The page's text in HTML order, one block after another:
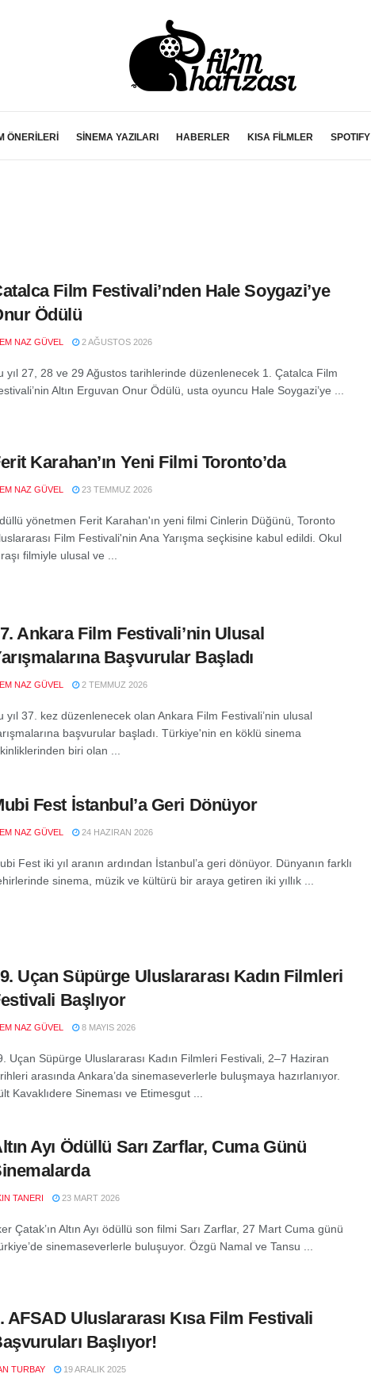
ÖNERİLERİ SİNEMA YAZILARI HABERLER KISA FİLMLER SPOTIFY
Film Festivali’nden Hale Soygazi’ye
Ödülü
NAZ GÜVEL 2 AĞUSTOS 2026
yıl 27, 28 ve 29 Ağustos tarihlerinde düzenlenecek 1. Çatalca Film
Altın Erguvan Onur Ödülü, usta oyuncu Hale Soygazi’ye ...
Karahan’ın Yeni Filmi Toronto’da
NAZ GÜVEL 23 TEMMUZ 2026
yönetmen Ferit Karahan'ın yeni filmi Cinlerin Düğünü, Toronto
Film Festivali'nin Ana Yarışma seçkisine kabul edildi. Okul
filmiyle ulusal ve ...
Ankara Film Festivali’nin Ulusal
Başvurular Başladı
NAZ GÜVEL 2 TEMMUZ 2026
yıl 37. kez düzenlenecek olan Ankara Film Festivali’nin ulusal
başvurular başladı. Türkiye'nin en köklü sinema
biri olan ...
Fest İstanbul’a Geri Dönüyor
NAZ GÜVEL 24 HAZIRAN 2026
Fest iki yıl aranın ardından İstanbul’a geri dönüyor. Dünyanın farklı
sinema, müzik ve kültürü bir araya getiren iki yıllık ...
Uçan Süpürge Uluslararası Kadın Filmleri
Başlıyor
NAZ GÜVEL 8 MAYIS 2026
Uçan Süpürge Uluslararası Kadın Filmleri Festivali, 2–7 Haziran
arasında Ankara’da sinemaseverlerle buluşmaya hazırlanıyor.
Kavaklıdere Sineması ve Etimesgut ...
Ayı Ödüllü Sarı Zarflar, Cuma Günü
TANERI 23 MART 2026
Çatak’ın Altın Ayı ödüllü son filmi Sarı Zarflar, 27 Mart Cuma günü
sinemaseverlerle buluşuyor. Özgü Namal ve Tansu ...
AFSAD Uluslararası Kısa Film Festivali
Başlıyor!
TURBAY 19 ARALIK 2025